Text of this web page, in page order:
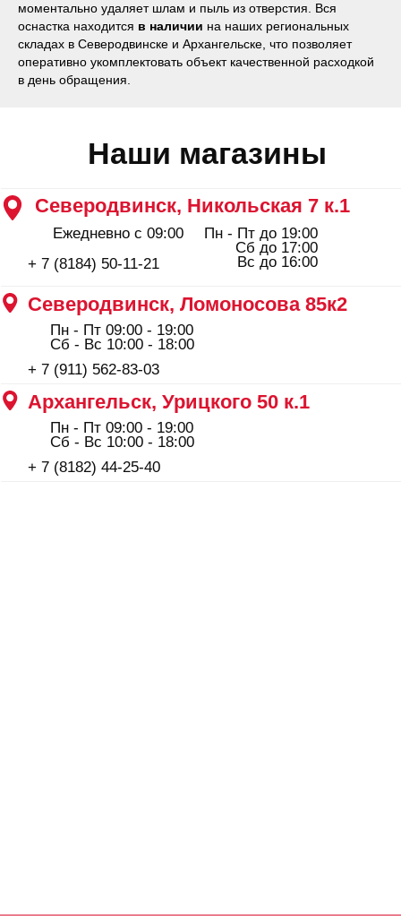
моментально удаляет шлам и пыль из отверстия. Вся
оснастка находится в наличии на наших региональных
складах в Северодвинске и Архангельске, что позволяет
оперативно укомплектовать объект качественной расходкой
в день обращения.
Архангельск, Урицкого 50 к.1
Северодвинск, Ломоносова 85к2
Пн - Пт 09:00 - 19:00
Сб - Вс 10:00 - 18:00
+ 7 (911) 562-83-03